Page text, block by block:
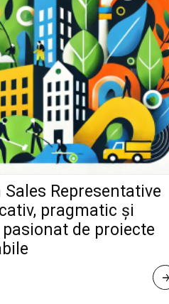
Representative
pragmatic și
de proiecte
R
E